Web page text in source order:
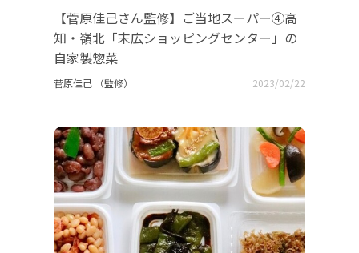
【菅原佳己さん監修】ご当地スーパー④高
知・嶺北「末広ショッピングセンター」の
自家製惣菜
菅原佳己 （監修） 2023/02/22